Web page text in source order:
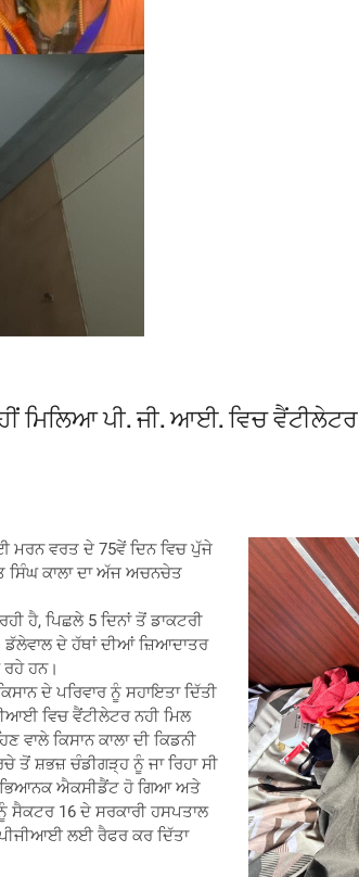
ਮਿਲਿਆ ਪੀ. ਜੀ. ਆਈ. ਵਿਚ ਵੈਂਟੀਲੇਟਰ
ਮਰਨ ਵਰਤ ਦੇ 75ਵੇਂ ਦਿਨ ਵਿਚ ਪੁੱਜੇ
ਸਿੰਘ ਕਾਲਾ ਦਾ ਅੱਜ ਅਚਨਚੇਤ
ਹੈ, ਪਿਛਲੇ 5 ਦਿਨਾਂ ਤੋਂ ਡਾਕਟਰੀ
ਡੱਲੇਵਾਲ ਦੇ ਹੱਥਾਂ ਦੀਆਂ ਜ਼ਿਆਦਾਤਰ
ਹਨ।
ਦੇ ਪਰਿਵਾਰ ਨੂੰ ਸਹਾਇਤਾ ਦਿੱਤੀ
ਵਿਚ ਵੈਂਟੀਲੇਟਰ ਨਹੀ ਮਿਲ
ਵਾਲੇ ਕਿਸਾਨ ਕਾਲਾ ਦੀ ਕਿਡਨੀ
ਸ਼ਭਜ਼ ਚੰਡੀਗੜ੍ਹ ਨੂੰ ਜਾ ਰਿਹਾ ਸੀ
ਭਿਆਨਕ ਐਕਸੀਡੈਂਟ ਹੋ ਗਿਆ ਅਤੇ
ਸੈਕਟਰ 16 ਦੇ ਸਰਕਾਰੀ ਹਸਪਤਾਲ
ਪੀਜੀਆਈ ਲਈ ਰੈਫਰ ਕਰ ਦਿੱਤਾ